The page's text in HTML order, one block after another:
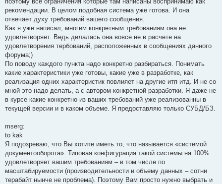
рекомендации. В целом подобная система уже готова. И она
отвечает духу требований вашего сообщения.
Как я уже написал, многим конкретным требованиям она не
удовлетворяет. Ведь делалась она вовсе не в расчете на
удовлетворения тербований, расположенных в сообщениях данного
форума;)
По поводу каждого пункта надо конкретно разбираться. Понимать
какие характеристики уже готовы, какие уже в разработке, как
реализация одних характеристик повлияет на другие итп итд. И не со
мной это надо делать, а с автором конкретной разработки. Я даже не
в курсе какие конкретно из ваших требований уже реализованны в
текущей версии и в каком объеме. Я предоставляю только СУБД/БЗ.
mserg:
to kak
Я подозреваю, что Вы хотите иметь то, что называется «системой
документооборота». Типовая конфигурация такой системы на 100%
удовлетворяет вашим требованиям – в том числе по
масштабируемости (производительности и объему данных – сотни
терабайт нынче не проблема). Поэтому Вам просто нужно выбрать и